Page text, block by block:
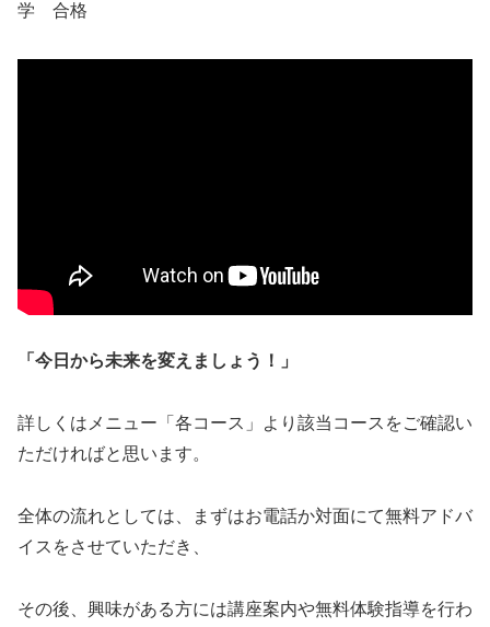
学 合格
「今日から未来を変えましょう！」
詳しくはメニュー「各コース」より該当コースをご確認い
ただければと思います。
全体の流れとしては、まずはお電話か対面にて無料アドバ
イスをさせていただき、
その後、興味がある方には講座案内や無料体験指導を行わ